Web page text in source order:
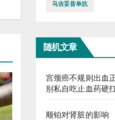
马吉妥昔单抗
随机文章
宫颈癌不规则出血
别私自吃止血药硬
顺铂对肾脏的影响